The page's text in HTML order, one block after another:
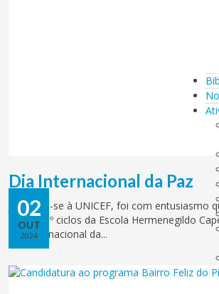
02
OUT
2024
Dia Internacional da Paz
Juntando-se à UNICEF, foi com entusiasmo
do 2º e 3º ciclos da Escola Hermenegildo
Dia Internacional da...